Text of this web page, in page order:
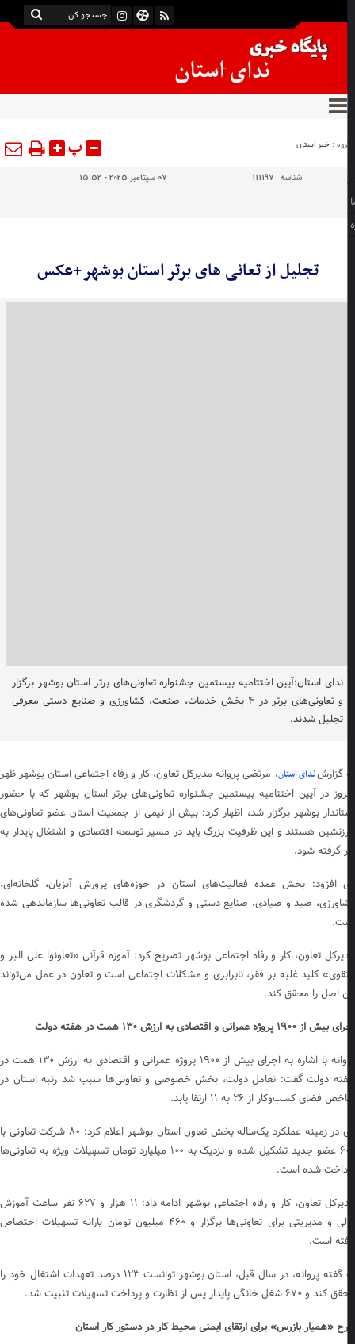
:خبر استان پ
شناسه :111197 07 سپتامبر 2025 - 15:52
تجلیل از تعانی های برتر استان بوشهر+عکس
ندای استان:آیین اختتامیه بیستمین جشنواره تعاونی‌های برتر استان بوشهر برگزار
و تعاونی‌های برتر در ۴ بخش خدمات، صنعت، کشاورزی و صنایع دستی معرفی
تجلیل شدند.
گزارشندای استان، مرتضی پروانه مدیرکل تعاون، کار و رفاه اجتماعی استان بوشهر ظهر
در آیین اختتامیه بیستمین جشنواره تعاونی‌های برتر استان بوشهر که با حضور
بوشهر برگزار شد، اظهار کرد: بیش از نیمی از جمعیت استان عضو تعاونی‌های
هستند و این ظرفیت بزرگ باید در مسیر توسعه اقتصادی و اشتغال پایدار به
گرفته شود.
افزود: بخش عمده فعالیت‌های استان در حوزه‌های پرورش آبزیان، گلخانه‌ای،
صید و صیادی، صنایع دستی و گردشگری در قالب تعاونی‌ها سازماندهی شده
تعاون، کار و رفاه اجتماعی بوشهر تصریح کرد: آموزه قرآنی «تعاونوا علی البر و
کلید غلبه بر فقر، نابرابری و مشکلات اجتماعی است و تعاون در عمل می‌تواند
اصل را محقق کند.
پروژه عمرانی و اقتصادی به ارزش ۱۳۰ همت در هفته دولت
پروانه با اشاره به اجرای بیش از ۱۹۰۰ پروژه عمرانی و اقتصادی به ارزش ۱۳۰ همت در
دولت گفت: تعامل دولت، بخش خصوصی و تعاونی‌ها سبب شد رتبه استان در
فضای کسب‌وکار از ۲۶ به ۱۱ ارتقا یابد.
وی در زمینه عملکرد یک‌ساله بخش تعاون استان بوشهر اعلام کرد: ۸۰ شرکت تعاونی با
۶۰۰ عضو جدید تشکیل شده و نزدیک به ۱۰۰ میلیارد تومان تسهیلات ویژه به تعاونی‌ها
شده است.
مدیرکل تعاون، کار و رفاه اجتماعی بوشهر ادامه داد: ۱۱ هزار و ۶۲۷ نفر ساعت آموزش
مالی و مدیریتی برای تعاونی‌ها برگزار و ۴۶۰ میلیون تومان یارانه تسهیلات اختصاص
است.
به گفته پروانه، در سال قبل، استان بوشهر توانست ۱۲۳ درصد تعهدات اشتغال خود را
خانگی پایدار پس از نظارت و پرداخت تسهیلات تثبیت شد.
«همیار بازرس» برای ارتقای ایمنی محیط کار در دستور کار استان